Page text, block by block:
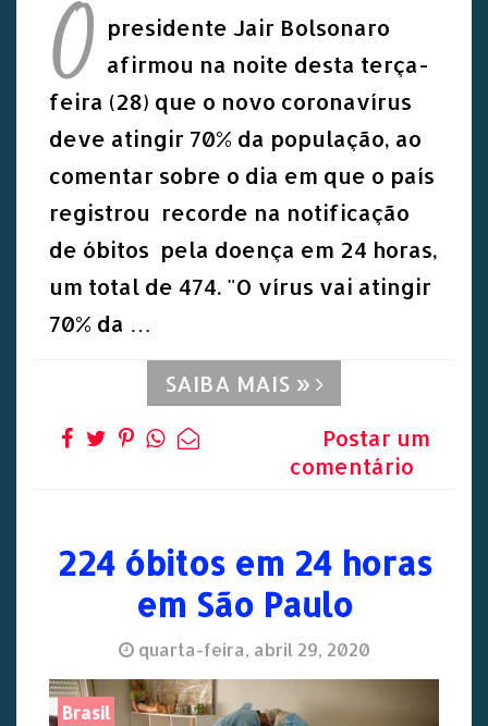
O presidente Jair Bolsonaro
afirmou na noite desta terça-
feira (28) que o novo coronavírus
deve atingir 70% da população, ao
comentar sobre o dia em que o país
registrou recorde na notificação
de óbitos pela doença em 24 horas,
um total de 474. "O vírus vai atingir
70% da …
SAIBA MAIS »
Postar um
comentário
224 óbitos em 24 horas
em São Paulo
quarta-feira, abril 29, 2020
Brasil